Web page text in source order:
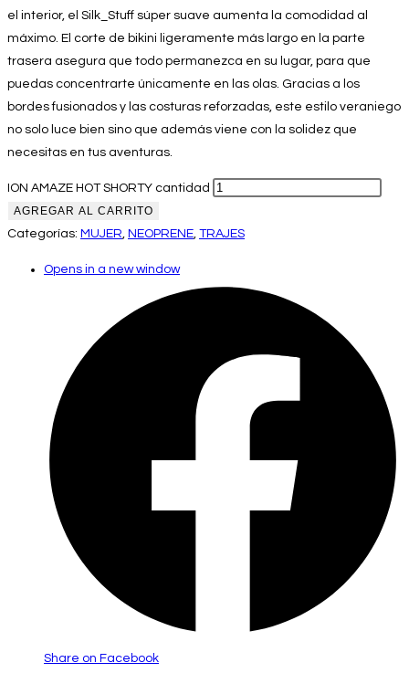
el interior, el Silk_Stuff súper suave aumenta la comodidad al
máximo. El corte de bikini ligeramente más largo en la parte
trasera asegura que todo permanezca en su lugar, para que
puedas concentrarte únicamente en las olas. Gracias a los
bordes fusionados y las costuras reforzadas, este estilo veraniego
no solo luce bien sino que además viene con la solidez que
necesitas en tus aventuras.
ION AMAZE HOT SHORTY cantidad
AGREGAR AL CARRITO
Categorías: MUJER, NEOPRENE, TRAJES
Opens in a new window
Share on Facebook